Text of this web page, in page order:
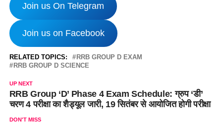
Join us On Telegram
Join us on Facebook
RELATED TOPICS:
RRB GROUP D EXAM
RRB GROUP D SCIENCE
UP NEXT
RRB Group ‘D’ Phase 4 Exam Schedule: ग्रुप ‘डी’
चरण 4 परीक्षा का शैड्यूल जारी, 19 सितंबर से आयोजित होगी परीक्षा
DON'T MISS